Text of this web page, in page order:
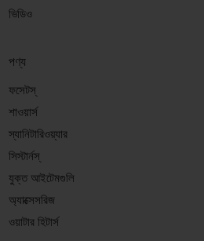
ভিডিও
পণ্য
ফসেটস্
শাওয়ার্স
স্যানিটারিওয়্যার
সিস্টার্নস্
যুক্ত আইটেমগুলি
অ্যাক্সেসরিজ
ওয়াটার হিটার্স